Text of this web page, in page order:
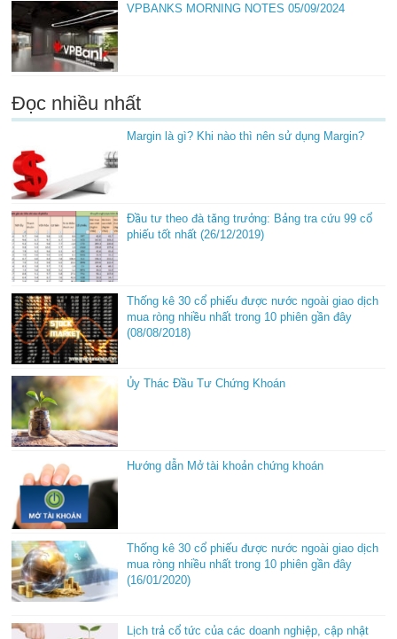
VPBANKS MORNING NOTES 05/09/2024
Đọc nhiều nhất
Margin là gì? Khi nào thì nên sử dụng Margin?
Đầu tư theo đà tăng trưởng: Bảng tra cứu 99 cổ
phiếu tốt nhất (26/12/2019)
Thống kê 30 cổ phiếu được nước ngoài giao dịch
mua ròng nhiều nhất trong 10 phiên gần đây
(08/08/2018)
Ủy Thác Đầu Tư Chứng Khoán
Hướng dẫn Mở tài khoản chứng khoán
Thống kê 30 cổ phiếu được nước ngoài giao dịch
mua ròng nhiều nhất trong 10 phiên gần đây
(16/01/2020)
Lịch trả cổ tức của các doanh nghiệp, cập nhật